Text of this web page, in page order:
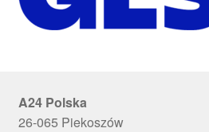
A24 Polska
26-065 Piekoszów